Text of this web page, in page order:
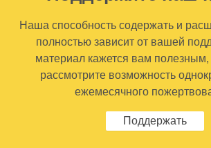
Наша способность содержать и
полностью зависит от вашей
материал кажется вам полезным,
рассмотрите возможность
ежемесячного
Поддержать